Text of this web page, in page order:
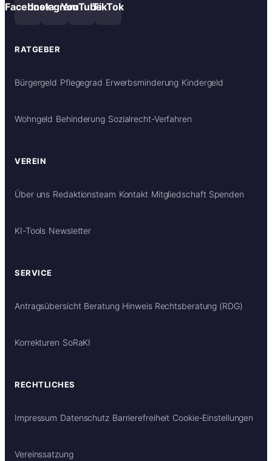
FacebookInstagramYouTubeTikTok
RATGEBER
Bürgergeld Pflegegrad Erwerbsminderung Kindergeld
Wohngeld Behinderung Sozialrecht-Verfahren
VEREIN
Über uns Redaktionsteam Kontakt Mitgliedschaft Spenden
KI-Tools Newsletter
SERVICE
Antragsübersicht Beratung Hinweis Rechtsberatung (RDG)
Korrekturen SoRaKI
RECHTLICHES
Impressum Datenschutz Barrierefreiheit Cookie-Einstellungen
Vereinssatzung